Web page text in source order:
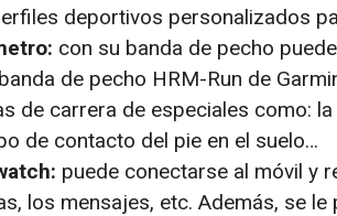
deportivos personalizados
con su banda de pecho
de pecho HRM-Run de
de carrera de especiales como:
de contacto del pie en el suelo…
puede conectarse al móvil y
los mensajes, etc. Además, se